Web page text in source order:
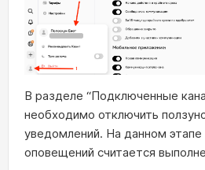
В разделе “Подключенные
необходимо отключить
уведомлений. На данном
оповещений считается